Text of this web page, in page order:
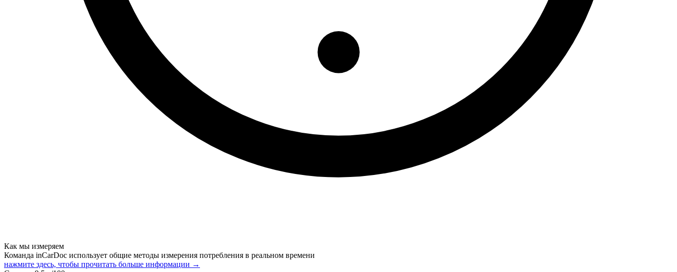
Как мы измеряем
Команда inCarDoc использует общие методы измерения потребления в реальном времени
нажмите здесь, чтобы прочитать больше информации →